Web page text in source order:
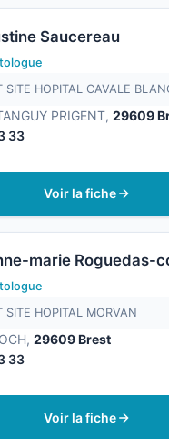
Saucereau
SITE HOPITAL CAVALE
PRIGENT, 29609
33
Voir la fiche
marie Roguedas-
SITE HOPITAL MORVAN
29609 Brest
33
Voir la fiche